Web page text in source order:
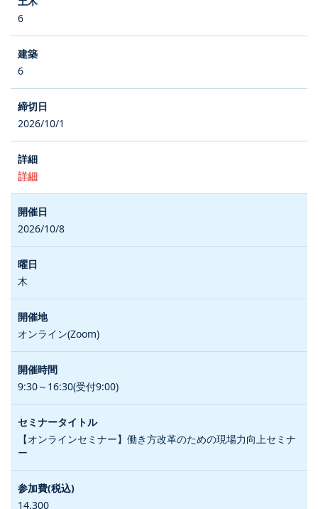
6
6
2026/10/1
詳細
2026/10/8
木
オンライン(Zoom)
9:30～16:30(受付9:00)
【オンラインセミナー】働き方改革のための現場力向上セミナ
ー
14,300